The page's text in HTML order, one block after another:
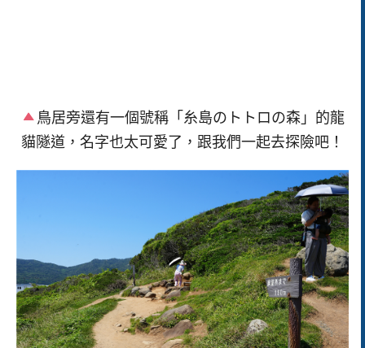
鳥居旁還有一個號稱「糸島のトトロの森」的龍
貓隧道，名字也太可愛了，跟我們一起去探險吧！